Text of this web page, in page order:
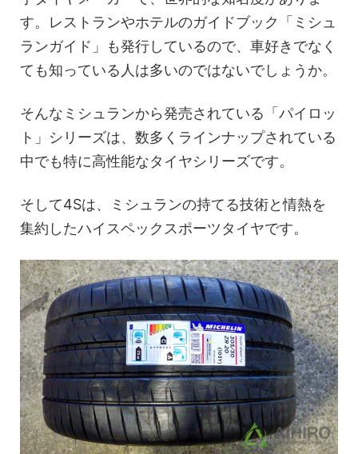
す。レストランやホテルのガイドブック「ミシュ
ランガイド」も発行しているので、車好きでなく
ても知っている人は多いのではないでしょうか。
そんなミシュランから発売されている「パイロッ
ト」シリーズは、数多くラインナップされている
中でも特に高性能なタイヤシリーズです。
そして4Sは、ミシュランの持てる技術と情熱を
集約したハイスペックスポーツタイヤです。